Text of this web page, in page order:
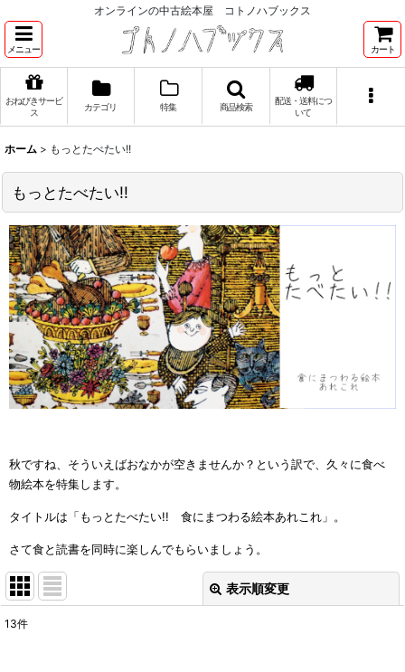
オンラインの中古絵本屋 コトノハブックス
メニュー カート
おねびきサービ
ス
カテゴリ 特集 商品検索
配送・送料につ
いて
ホーム > もっとたべたい!!
もっとたべたい!!
秋ですね、そういえばおなかが空きませんか？という訳で、久々に食べ
物絵本を特集します。
タイトルは「もっとたべたい!! 食にまつわる絵本あれこれ」。
さて食と読書を同時に楽しんでもらいましょう。
表示順変更
13件